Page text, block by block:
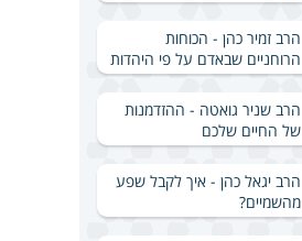
הרב זמיר כהן - הכוחות
הרוחניים שבאדם על פי היהדות
הרב שניר גואטה - ההזדמנות
של החיים שלכם
הרב יגאל כהן - איך לקבל שפע
מהשמיים?